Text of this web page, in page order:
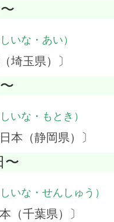
しいな・あい）
埼玉県）〕
しいな・もとき）
本（静岡県）〕
〜
しいな・せんしゅう）
（千葉県）〕